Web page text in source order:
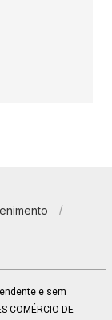
e sem
COMÉRCIO DE